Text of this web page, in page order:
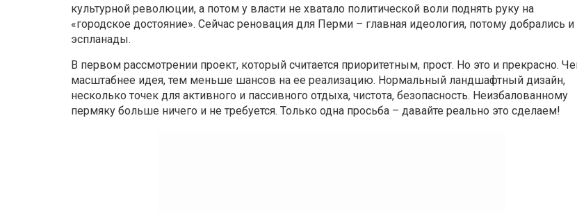
культурной революции, а потом у власти не хватало политической воли поднять руку на
«городское достояние». Сейчас реновация для Перми – главная идеология, потому добрались и
эспланады.
В первом рассмотрении проект, который считается приоритетным, прост. Но это и прекрасно.
масштабнее идея, тем меньше шансов на ее реализацию. Нормальный ландшафтный дизайн,
несколько точек для активного и пассивного отдыха, чистота, безопасность. Неизбалованному
пермяку больше ничего и не требуется. Только одна просьба – давайте реально это сделаем!